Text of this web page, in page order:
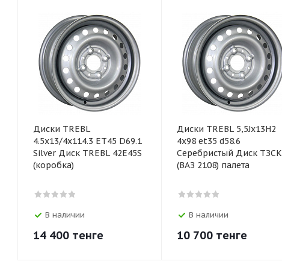
Диски TREBL
4.5х13/4х114.3 ET45 D69.1
Silver Диск TREBL 42E45S
(коробка)
В наличии
14 400 тенге
Диски TREBL 5,5Jx13H2
4x98 et35 d58.6
Серебристый Диск ТЗСК
(ВАЗ 2108) палета
В наличии
10 700 тенге